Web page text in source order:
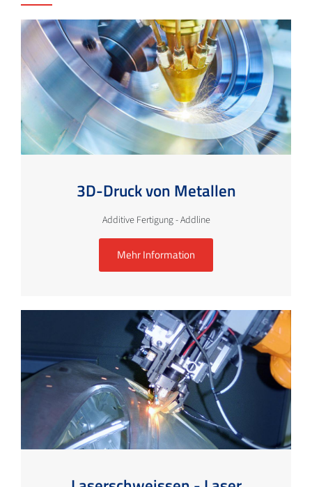
3D-Druck von Metallen
Additive Fertigung - Addline
Mehr Information